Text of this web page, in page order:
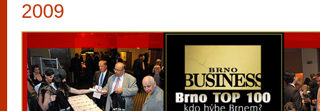
2009
automaty
Brno je
zajímavé
restaurace,